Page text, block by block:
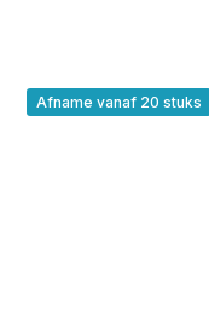
Afname vanaf 20 stuks